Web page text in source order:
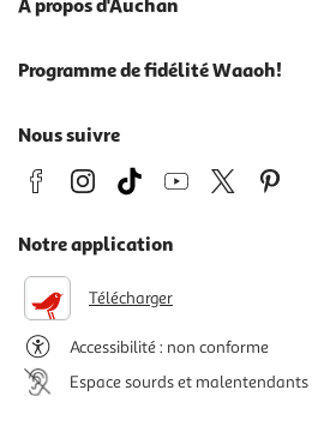
À propos d'Auchan
Programme de fidélité Waaoh!
Nous suivre
Notre application
Télécharger
Accessibilité : non conforme
Espace sourds et malentendants